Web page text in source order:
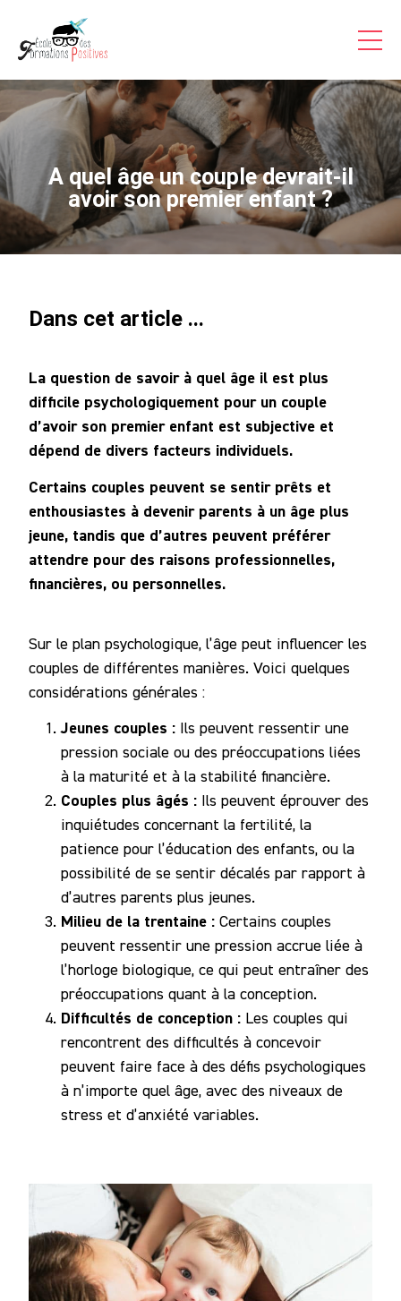
A quel âge un couple devrait-il
avoir son premier enfant ?
Dans cet article ...
La question de savoir à quel âge il est plus
difficile psychologiquement pour un couple
d’avoir son premier enfant est subjective et
dépend de divers facteurs individuels.
Certains couples peuvent se sentir prêts et
enthousiastes à devenir parents à un âge plus
jeune, tandis que d’autres peuvent préférer
attendre pour des raisons professionnelles,
financières, ou personnelles.
Sur le plan psychologique, l’âge peut influencer les
couples de différentes manières. Voici quelques
considérations générales :
Jeunes couples : Ils peuvent ressentir une
pression sociale ou des préoccupations liées
à la maturité et à la stabilité financière.
Couples plus âgés : Ils peuvent éprouver des
inquiétudes concernant la fertilité, la
patience pour l’éducation des enfants, ou la
possibilité de se sentir décalés par rapport à
d’autres parents plus jeunes.
Milieu de la trentaine : Certains couples
peuvent ressentir une pression accrue liée à
l’horloge biologique, ce qui peut entraîner des
préoccupations quant à la conception.
Difficultés de conception : Les couples qui
rencontrent des difficultés à concevoir
peuvent faire face à des défis psychologiques
à n’importe quel âge, avec des niveaux de
stress et d’anxiété variables.
Consultations & Coaching
Articles
Témoignages Vidéo
Inscriptions
Contact
Stagiaire
Notre
Communauté